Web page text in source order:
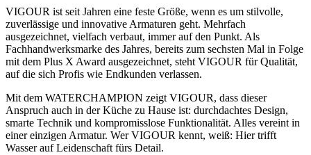
VIGOUR ist seit Jahren eine feste Größe, wenn es um stilvolle,
zuverlässige und innovative Armaturen geht. Mehrfach
ausgezeichnet, vielfach verbaut, immer auf den Punkt. Als
Fachhandwerksmarke des Jahres, bereits zum sechsten Mal in Folge
mit dem Plus X Award ausgezeichnet, steht VIGOUR für Qualität,
auf die sich Profis wie Endkunden verlassen.
Mit dem WATERCHAMPION zeigt VIGOUR, dass dieser
Anspruch auch in der Küche zu Hause ist: durchdachtes Design,
smarte Technik und kompromisslose Funktionalität. Alles vereint in
einer einzigen Armatur. Wer VIGOUR kennt, weiß: Hier trifft
Wasser auf Leidenschaft fürs Detail.